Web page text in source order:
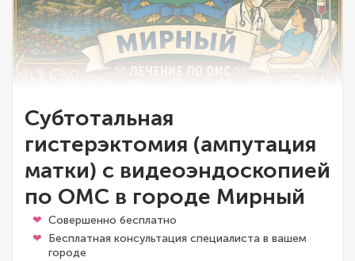
Субтотальная
гистерэктомия (ампутация
матки) с видеоэндоскопией
по ОМС в городе Мирный
Совершенно бесплатно
Бесплатная консультация специалиста в вашем
городе